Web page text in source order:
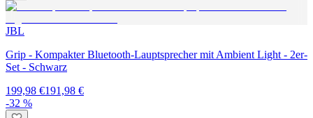
JBL
Grip - Kompakter Bluetooth-Lauptsprecher mit Ambient Light - 2er-
Set - Schwarz
199,98 €191,98 €
-32 %